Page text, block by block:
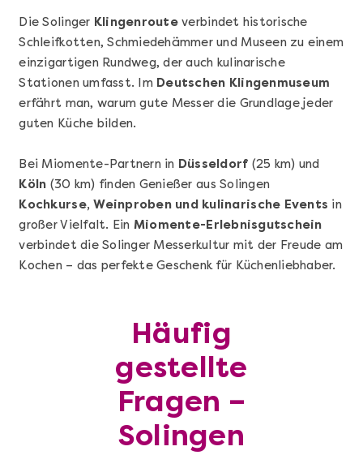
Mehr anzeigen
Wunderschöner Weinabend
Die Solinger Klingenrouteverbindet historische
Schleifkotten, Schmiedehämmer und Museen zu einem
einzigartigen Rundweg, der auch kulinarische
Stationen umfasst. Im Deutschen Klingenmuseum
erfährt man, warum gute Messer die Grundlage jeder
guten Küche bilden.
Bei Miomente-Partnern in Düsseldorf (25 km) und
Köln (30 km) finden Genießer aus Solingen
Kochkurse, Weinproben und kulinarische Events in
großer Vielfalt. Ein Miomente-Erlebnisgutschein
verbindet die Solinger Messerkultur mit der Freude am
Kochen – das perfekte Geschenk für Küchenliebhaber.
Häufig
gestellte
Fragen –
Solingen